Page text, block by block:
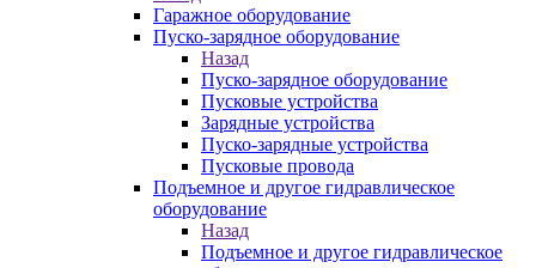
Гаражное оборудование
Пуско-зарядное оборудование
Назад
Пуско-зарядное оборудование
Пусковые устройства
Зарядные устройства
Пуско-зарядные устройства
Пусковые провода
Подъемное и другое гидравлическое
оборудование
Назад
Подъемное и другое гидравлическое